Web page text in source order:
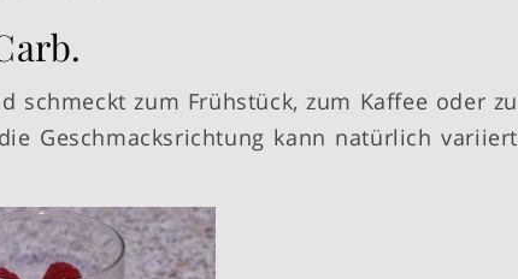
schmeckt zum Frühstück, zum Kaffee oder zu
Geschmacksrichtung kann natürlich variiert